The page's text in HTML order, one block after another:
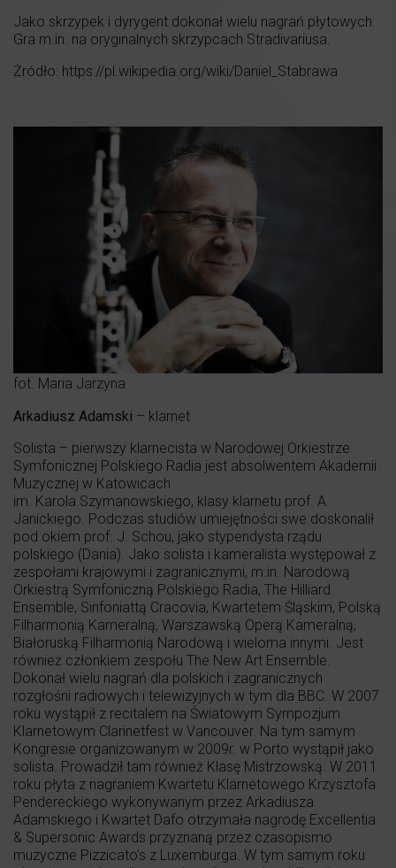
Jako skrzypek i dyrygent dokonał wielu nagrań płytowych.
Gra m.in. na oryginalnych skrzypcach Stradivariusa.
Żródło: https://pl.wikipedia.org/wiki/Daniel_Stabrawa
fot. Maria Jarzyna
Arkadiusz Adamski – klarnet
Solista – pierwszy klarnecista w Narodowej Orkiestrze
Symfonicznej Polskiego Radia jest absolwentem Akademii
Muzycznej w Katowicach
im. Karola Szymanowskiego, klasy klarnetu prof. A.
Janickiego. Podczas studiów umiejętności swe doskonalił
pod okiem prof. J. Schou, jako stypendysta rządu
polskiego (Dania). Jako solista i kameralista występował z
zespołami krajowymi i zagranicznymi, m.in. Narodową
Orkiestrą Symfoniczną Polskiego Radia, The Hilliard
Ensemble, Sinfoniattą Cracovia, Kwartetem Śląskim, Polską
Filharmonią Kameralną, Warszawską Operą Kameralną,
Białoruską Filharmonią Narodową i wieloma innymi. Jest
również członkiem zespołu The New Art Ensemble.
Dokonał wielu nagrań dla polskich i zagranicznych
rozgłośni radiowych i telewizyjnych w tym dla BBC. W 2007
roku wystąpił z recitalem na Światowym Sympozjum
Klarnetowym Clarinetfest w Vancouver. Na tym samym
Kongresie organizowanym w 2009r. w Porto wystąpił jako
solista. Prowadził tam również Klasę Mistrzowską. W 2011
roku płyta z nagraniem Kwartetu Klarnetowego Krzysztofa
Pendereckiego wykonywanym przez Arkadiusza
Adamskiego i Kwartet Dafo otrzymała nagrodę Excellentia
& Supersonic Awards przyznaną przez czasopismo
muzyczne Pizzicato’s z Luxemburga. W tym samym roku